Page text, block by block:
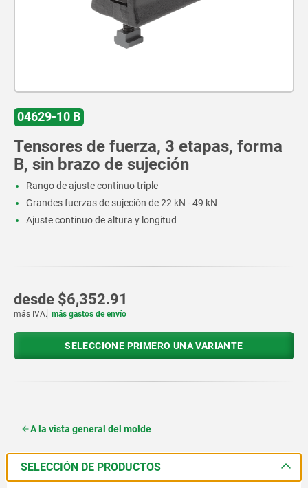
04629-10 B
Tensores de fuerza, 3 etapas, forma
B, sin brazo de sujeción
Rango de ajuste continuo triple
Grandes fuerzas de sujeción de 22 kN - 49 kN
Ajuste continuo de altura y longitud
desde $6,352.91
más IVA. más gastos de envío
SELECCIONE PRIMERO UNA VARIANTE
A la vista general del molde
SELECCIÓN DE PRODUCTOS